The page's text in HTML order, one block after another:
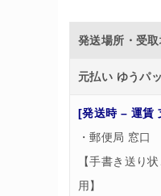
発送場所・受
元払い ゆうパ
[発送時 – 運賃
・郵便局 窓口
【手書き送り
用】